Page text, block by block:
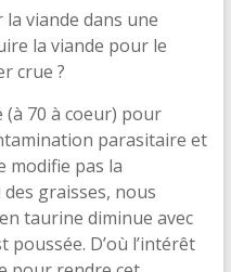
viande dans une
la viande pour le
crue ?
70 à coeur) pour
parasitaire et
modifie pas la
graisses, nous
taurine diminue avec
poussée. D’où l’intérêt